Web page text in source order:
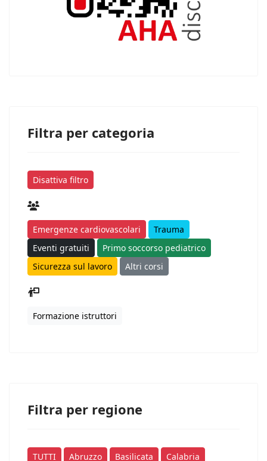
Filtra per categoria
Disattiva filtro
Emergenze cardiovascolari
Trauma
Eventi gratuiti
Primo soccorso pediatrico
Sicurezza sul lavoro
Altri corsi
Formazione istruttori
Filtra per regione
TUTTI Abruzzo Basilicata
Calabria